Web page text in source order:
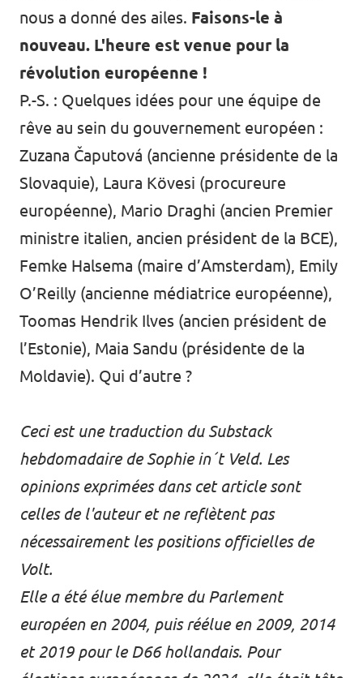
nous a donné des ailes. Faisons-le à
nouveau. L'heure est venue pour la
révolution européenne !
P.-S. : Quelques idées pour une équipe de
rêve au sein du gouvernement européen :
Zuzana Čaputová (ancienne présidente de la
Slovaquie), Laura Kövesi (procureure
européenne), Mario Draghi (ancien Premier
ministre italien, ancien président de la BCE),
Femke Halsema (maire d’Amsterdam), Emily
O’Reilly (ancienne médiatrice européenne),
Toomas Hendrik Ilves (ancien président de
l’Estonie), Maia Sandu (présidente de la
Moldavie). Qui d’autre ?
Ceci est une traduction du Substack
hebdomadaire de Sophie in´t Veld. Les
opinions exprimées dans cet article sont
celles de l'auteur et ne reflètent pas
nécessairement les positions officielles de
Volt.
Elle a été élue membre du Parlement
européen en 2004, puis réélue en 2009, 2014
et 2019 pour le D66 hollandais. Pour